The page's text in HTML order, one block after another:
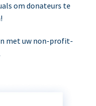
om donateurs te
met uw non-profit-